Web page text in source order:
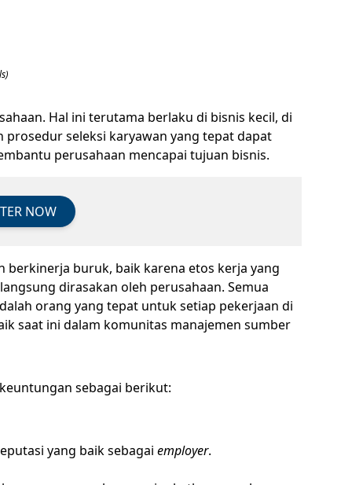
Hal ini terutama berlaku di bisnis kecil, di
seleksi karyawan yang tepat dapat
perusahaan mencapai tujuan bisnis.
NOW
berkinerja buruk, baik karena etos kerja yang
dirasakan oleh perusahaan. Semua
orang yang tepat untuk setiap pekerjaan di
saat ini dalam komunitas manajemen sumber
sebagai berikut:
yang baik sebagai employer.